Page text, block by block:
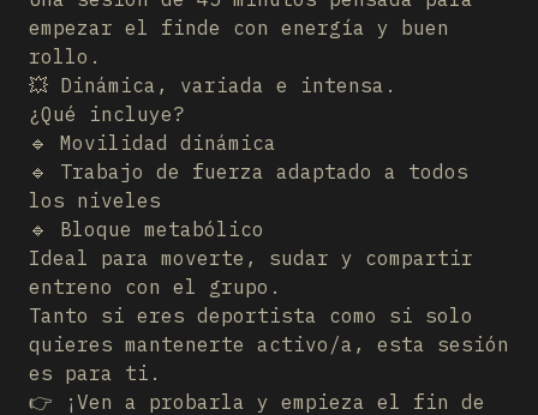
empezar el finde con energía y buen
rollo.
💥 Dinámica, variada e intensa.
¿Qué incluye?
🔹 Movilidad dinámica
🔹 Trabajo de fuerza adaptado a todos
los niveles
🔹 Bloque metabólico
Ideal para moverte, sudar y compartir
entreno con el grupo.
Tanto si eres deportista como si solo
quieres mantenerte activo/a, esta sesión
es para ti.
👉 ¡Ven a probarla y empieza el fin de